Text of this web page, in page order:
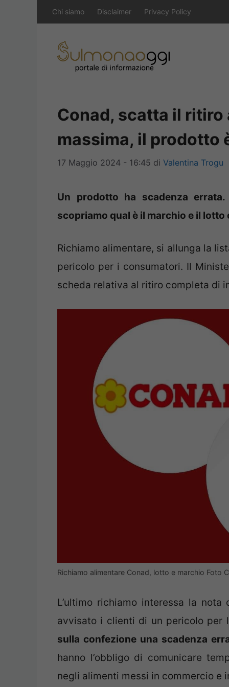
Chi siamo Disclaimer Privacy Policy
Conad, scatta il
massima, il prodotto
17 Maggio 2024 - 16:45 di Valentina Trogu
Un prodotto ha scadenza
scopriamo qual è il marchio e il
Richiamo alimentare, si allunga la
pericolo per i consumatori. Il
scheda relativa al ritiro completa di
Richiamo alimentare Conad, lotto e marchio Foto
L’ultimo richiamo interessa la nota
avvisato i clienti di un pericolo per
sulla confezione una scadenza
hanno l’obbligo di comunicare
negli alimenti messi in commercio e